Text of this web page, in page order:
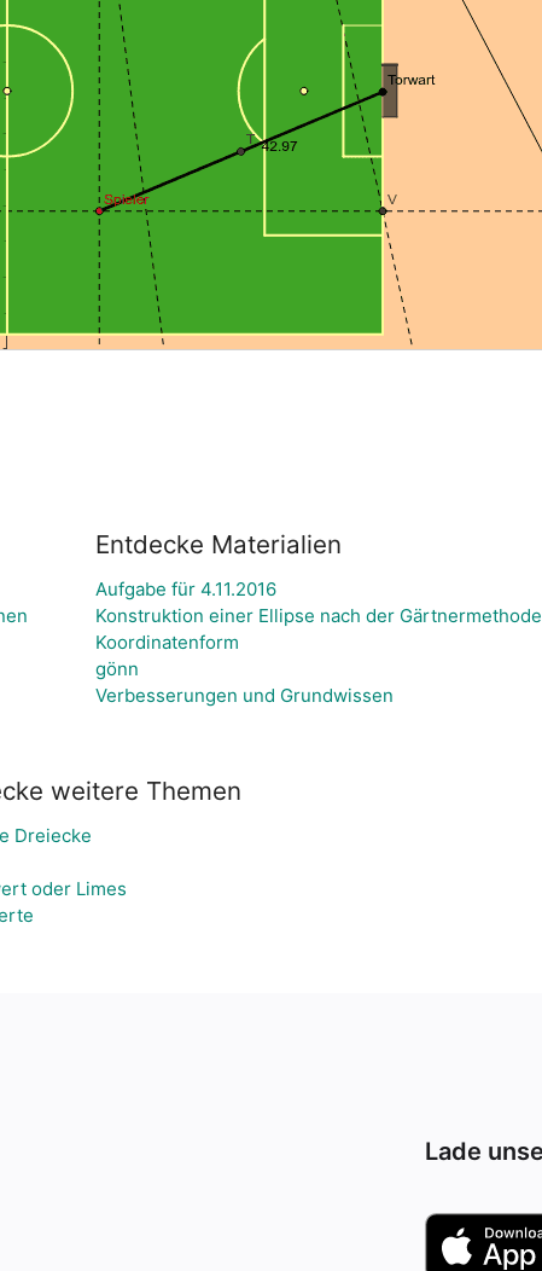
Entdecke Materialien
Aufgabe für 4.11.2016
Konstruktion einer Ellipse nach der Gärtnermethode
Koordinatenform
gönn
Verbesserungen und Grundwissen
weitere Themen
Dreiecke
oder Limes
Lade